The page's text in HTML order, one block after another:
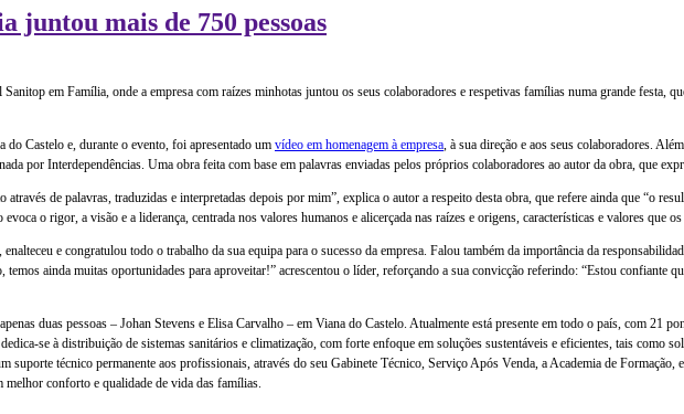
mais de 750 pessoas
em Família, onde a empresa com raízes minhotas juntou os seus colaboradores e respetivas famílias numa grande festa,
Castelo e, durante o evento, foi apresentado um vídeo em homenagem à empresa , à sua direção e aos seus colaboradores.
por Interdependências. Uma obra feita com base em palavras enviadas pelos próprios colaboradores ao autor da obra, que
de palavras, traduzidas e interpretadas depois por mim”, explica o autor a respeito desta obra, que refere ainda que “o
o rigor, a visão e a liderança, centrada nos valores humanos e alicerçada nas raízes e origens, características e valores que
e congratulou todo o trabalho da sua equipa para o sucesso da empresa. Falou também da importância da
temos ainda muitas oportunidades para aproveitar!” acrescentou o líder, reforçando a sua convicção referindo: “Estou confiante
duas pessoas – Johan Stevens e Elisa Carvalho – em Viana do Castelo. Atualmente está presente em todo o país, com 21
se à distribuição de sistemas sanitários e climatização, com forte enfoque em soluções sustentáveis e eficientes, tais como
suporte técnico permanente aos profissionais, através do seu Gabinete Técnico, Serviço Após Venda, a Academia de
melhor conforto e qualidade de vida das famílias.